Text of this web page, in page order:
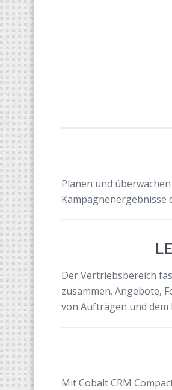
Planen und
Kampagnenergebnisse
Der Vertriebsbereich
zusammen. Angebote,
von Aufträgen und
Mit Cobalt CRM